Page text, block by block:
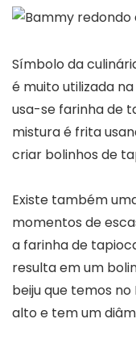
Símbolo da
é muito utilizada
usa-se farinha de
mistura é frita
criar bolinhos de
Existe também
momentos de
a farinha de
resulta em um
beiju que temos
alto e tem um